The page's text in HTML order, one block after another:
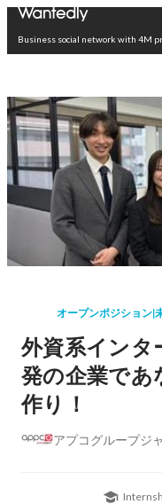
Business social network with 4M
オープンポジション|
外資系インタ
発の企業であ
作り！
アプコグループジ